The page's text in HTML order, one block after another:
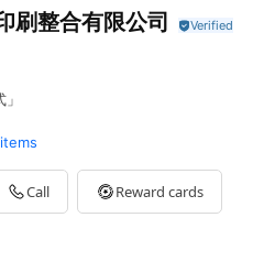
刷整合有限公司
Call Reward cards